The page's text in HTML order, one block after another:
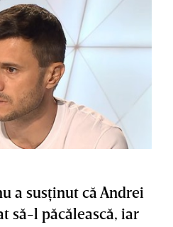
a susţinut că Andrei
să-l păcălească, iar